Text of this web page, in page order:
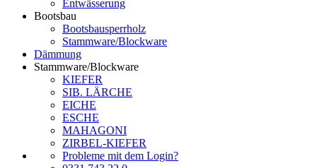
Entwässerung
Bootsbau
Bootsbausperrholz
Stammware/Blockware
Dämmung
Stammware/Blockware
KIEFER
SIB. LÄRCHE
EICHE
ESCHE
MAHAGONI
ZIRBEL-KIEFER
Probleme mit dem Login?